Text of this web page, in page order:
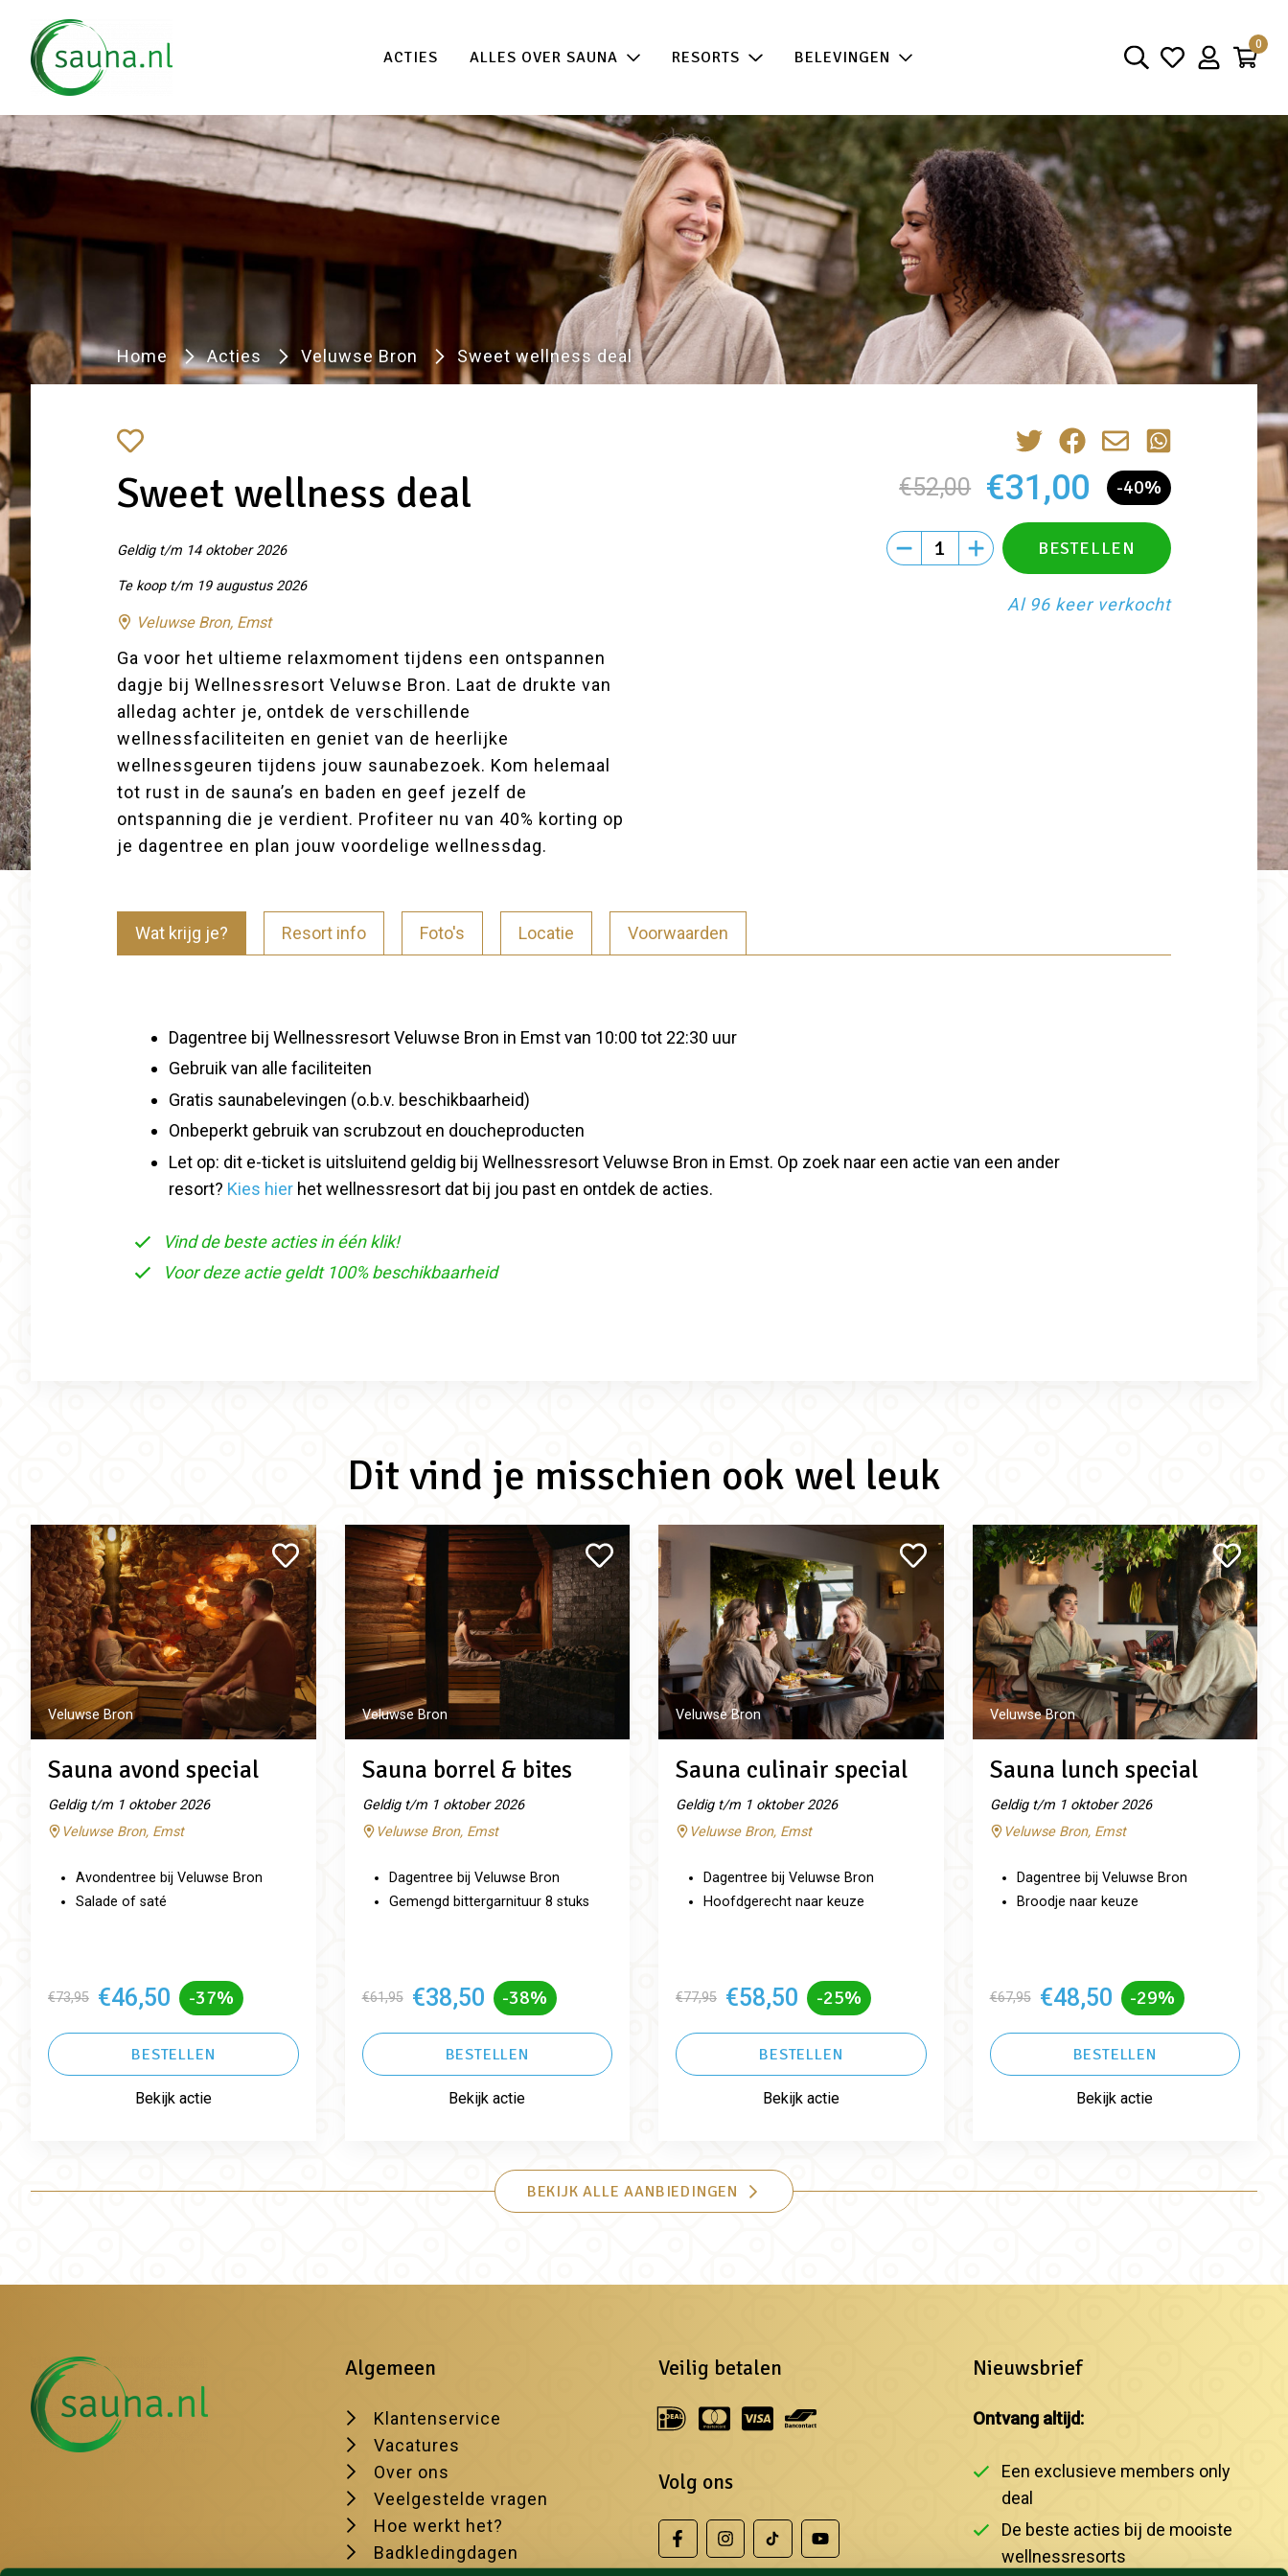
ACTIES ALLES OVER SAUNA RESORTS BELEVINGEN
0
Home Acties Veluwse Bron Sweet wellness deal
Sweet wellness deal
Geldig t/m 14 oktober 2026
Te koop t/m 19 augustus 2026
Veluwse Bron, Emst
Ga voor het ultieme relaxmoment tijdens een ontspannen
dagje bij Wellnessresort Veluwse Bron. Laat de drukte van
alledag achter je, ontdek de verschillende
wellnessfaciliteiten en geniet van de heerlijke
wellnessgeuren tijdens jouw saunabezoek. Kom helemaal
tot rust in de sauna’s en baden en geef jezelf de
ontspanning die je verdient. Profiteer nu van 40% korting op
je dagentree en plan jouw voordelige wellnessdag.
€52,00 €31,00 -40%
Al 96 keer verkocht
Wat krijg je? Resort info Foto's Locatie Voorwaarden
Dagentree bij Wellnessresort Veluwse Bron in Emst van 10:00 tot 22:30 uur
Gebruik van alle faciliteiten
Gratis saunabelevingen (o.b.v. beschikbaarheid)
Onbeperkt gebruik van scrubzout en doucheproducten
Let op: dit e-ticket is uitsluitend geldig bij Wellnessresort Veluwse Bron in Emst. Op zoek naar een actie van een ander
resort? Kies hier het wellnessresort dat bij jou past en ontdek de acties.
Vind de beste acties in één klik!
Voor deze actie geldt 100% beschikbaarheid
Dit vind je misschien ook wel leuk
Veluwse Bron
Sauna avond special
Geldig t/m 1 oktober 2026
Veluwse Bron, Emst
Avondentree bij Veluwse Bron
Salade of saté
€73,95 €46,50 -37%
BESTELLEN
Bekijk actie
Veluwse Bron
Sauna borrel & bites
Geldig t/m 1 oktober 2026
Veluwse Bron, Emst
Dagentree bij Veluwse Bron
Gemengd bittergarnituur 8 stuks
€61,95 €38,50 -38%
BESTELLEN
Bekijk actie
Veluwse Bron
Sauna culinair special
Geldig t/m 1 oktober 2026
Veluwse Bron, Emst
Dagentree bij Veluwse Bron
Hoofdgerecht naar keuze
€77,95 €58,50 -25%
BESTELLEN
Bekijk actie
Veluwse Bron
Sauna lunch special
Geldig t/m 1 oktober 2026
Veluwse Bron, Emst
Dagentree bij Veluwse Bron
Broodje naar keuze
€67,95 €48,50 -29%
BESTELLEN
Bekijk actie
BEKIJK ALLE AANBIEDINGEN
Algemeen
Klantenservice
Vacatures
Over ons
Veelgestelde vragen
Hoe werkt het?
Badkledingdagen
Veilig betalen
Volg ons
Nieuwsbrief
Ontvang altijd:
Een exclusieve members only
deal
De beste acties bij de mooiste
wellnessresorts